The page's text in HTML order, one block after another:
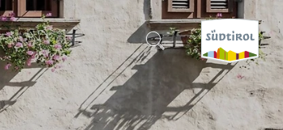
SUCHEN & BUCHEN